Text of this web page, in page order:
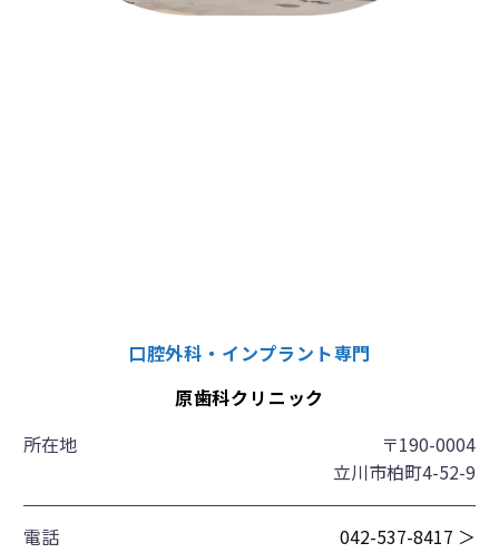
口腔外科・インプラント専門
原歯科クリニック
所在地
〒190-0004
立川市柏町4-52-9
電話 042-537-8417 ＞